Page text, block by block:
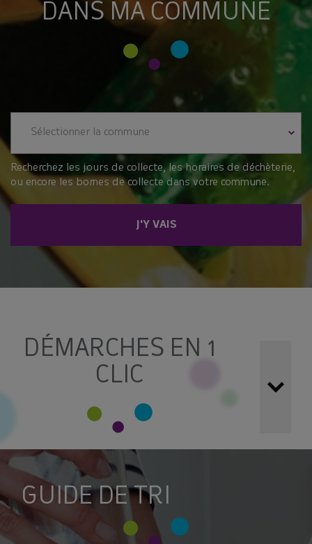
DÉMARCHES EN 1
CLIC
Simplifiez vos démarches !
peuvent être réalisées grâce aux formulaires et services
en ligne ci-dessous :
ACCÉDER À MON ESPACE
LES DÉCHÈTERIES : CONSIGNES ET
HORAIRES
DANS MA COMMUNE
Sélectionner la commune
Recherchez les jours de collecte, les horaires de déchèterie,
ou encore les bornes de collecte dans votre commune.
GUIDE DE TRI